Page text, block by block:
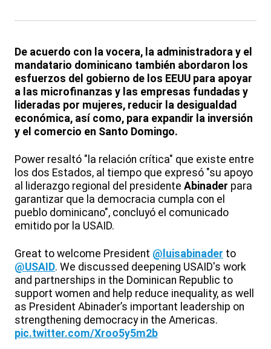
De acuerdo con la vocera, la administradora y el
mandatario dominicano también abordaron los
esfuerzos del gobierno de los EEUU para apoyar
a las microfinanzas y las empresas fundadas y
lideradas por mujeres, reducir la desigualdad
económica, así como, para expandir la inversión
y el comercio en Santo Domingo.
Power resaltó "la relación crítica" que existe entre
los dos Estados, al tiempo que expresó "su apoyo
al liderazgo regional del presidente Abinader para
garantizar que la democracia cumpla con el
pueblo dominicano", concluyó el comunicado
emitido por la USAID.
Great to welcome President @luisabinader to
@USAID. We discussed deepening USAID's work
and partnerships in the Dominican Republic to
support women and help reduce inequality, as well
as President Abinader’s important leadership on
strengthening democracy in the Americas.
pic.twitter.com/Xroo5y5m2b